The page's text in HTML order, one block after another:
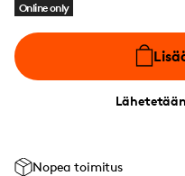
Online only
Nopea toimitus